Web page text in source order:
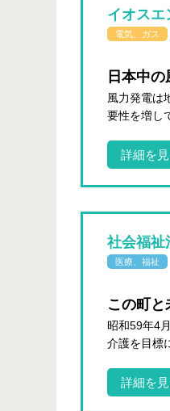
イオスエ
電気、ガス
日本中
風力発電は
要性を増し
詳細を
社会福祉
医療、福祉
この町と
昭和59年4
介護を目標
詳細を